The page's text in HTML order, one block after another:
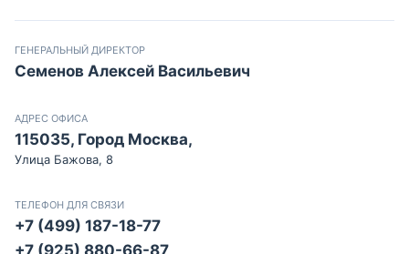
ГЕНЕРАЛЬНЫЙ ДИРЕКТОР
Семенов Алексей Васильевич
АДРЕС ОФИСА
115035, Город Москва,
Улица Бажова, 8
ТЕЛЕФОН ДЛЯ СВЯЗИ
+7 (499) 187-18-77
+7 (925) 880-66-87